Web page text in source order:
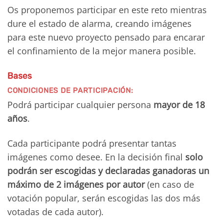
Os proponemos participar en este reto mientras
dure el estado de alarma, creando imágenes
para este nuevo proyecto pensado para encarar
el confinamiento de la mejor manera posible.
Bases
CONDICIONES DE PARTICIPACIÓN:
Podrá participar cualquier persona mayor de 18
años.
Cada participante podrá presentar tantas
imágenes como desee. En la decisión final solo
podrán ser escogidas y declaradas ganadoras un
máximo de 2 imágenes por autor(en caso de
votación popular, serán escogidas las dos más
votadas de cada autor).